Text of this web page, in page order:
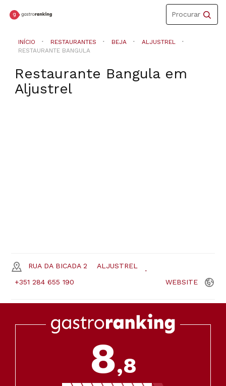
Toggle
navigation
Procurar
INÍCIO RESTAURANTES BEJA
ALJUSTREL
RESTAURANTE BANGULA
Restaurante Bangulaem
Aljustrel
RUA DA BICADA 2 ALJUSTREL
+351 284 655 190 WEBSITE
8,8